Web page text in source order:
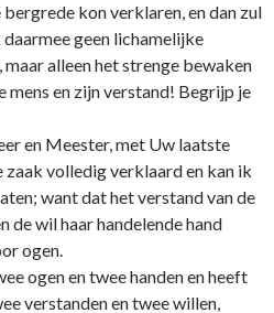
kon verklaren, en dan zul
geen lichamelijke
alleen het strenge bewaken
mens en zijn verstand! Begrijp je
en Meester, met Uw laatste
volledig verklaard en kan ik
want dat het verstand van de
de wil haar handelende hand
ogen.
ogen en twee handen en heeft
verstanden en twee willen,